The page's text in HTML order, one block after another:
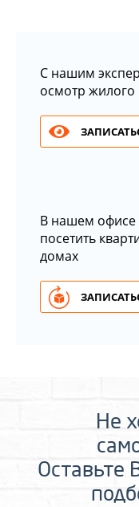
С нашим
осмотр жилого
В нашем офисе
посетить
домах
Не
Оставьте